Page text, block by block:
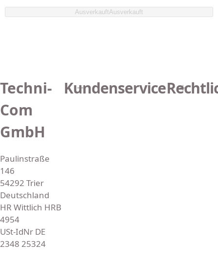
u
r
e
i
s
AusverkauftAusverkauft
Techni-
Com
GmbH
Paulinstraße
146
54292 Trier
Deutschland
HR Wittlich HRB
4954
USt-IdNr DE
2348 25324
Kundenservice